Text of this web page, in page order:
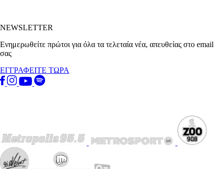
NEWSLETTER
Ενημερωθείτε πρώτοι για όλα τα τελεταία νέα, απευθείας στο email
σας
ΕΓΓΡΑΦΕΙΤΕ ΤΩΡΑ